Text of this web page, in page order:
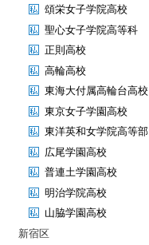
頌栄女子学院高校
聖心女子学院高等科
正則高校
高輪高校
東海大付属高輪台高校
東京女子学園高校
東洋英和女学院高等部
広尾学園高校
普連土学園高校
明治学院高校
山脇学園高校
新宿区